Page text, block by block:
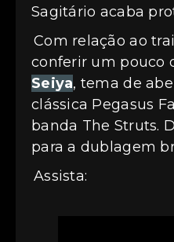
Sagitário acaba
Com relação ao
conferir um pouco
Seiya, tema de
clássica Pegasus
banda The Struts.
para a dublagem
Assista: